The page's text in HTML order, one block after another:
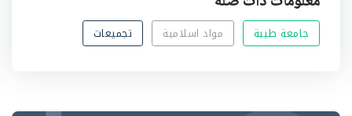
جامعة طيبة مواد اسلامية تجميعات